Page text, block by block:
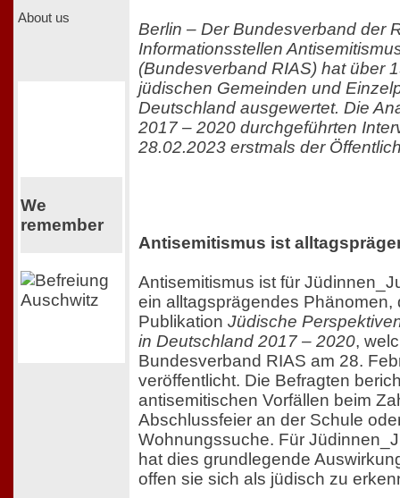
About us
We
remember
Berlin – Der Bundesverband der
Informationsstellen
(Bundesverband RIAS) hat über
jüdischen Gemeinden und
Deutschland ausgewertet. Die
2017 – 2020 durchgeführten
28.02.2023 erstmals der
Antisemitismus ist
Antisemitismus ist für
ein alltagsprägendes Phänomen,
Publikation Jüdische
in Deutschland 2017 – 2020,
Bundesverband RIAS am 28.
veröffentlicht. Die Befragten
antisemitischen Vorfällen beim
Abschlussfeier an der Schule
Wohnungssuche. Für
hat dies grundlegende
offen sie sich als jüdisch zu